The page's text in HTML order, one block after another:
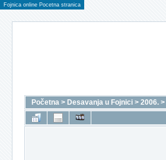
Fojnica online Pocetna stranica
Početna > Desavanja u Fojnici > 2006. >